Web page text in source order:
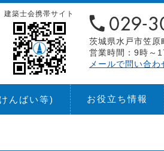
茨城県水戸市笠
営業時間：9時～
メールで問い合わ
建築士会携帯サイト
んばい等) お役立ち情報